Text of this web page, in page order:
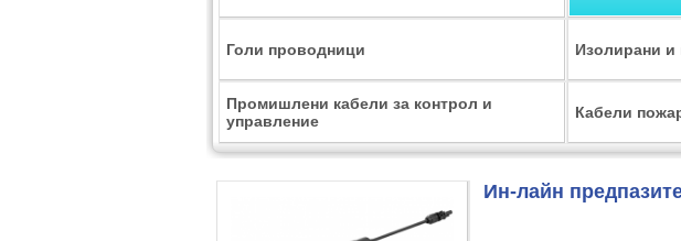
Голи проводници Изолирани и
Промишлени кабели за контрол и
управление
Кабели
Ин-лайн